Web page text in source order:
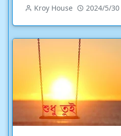
Kroy House 2024/5/30